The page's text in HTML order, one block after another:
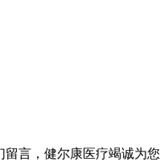
言，健尔康医疗竭诚为